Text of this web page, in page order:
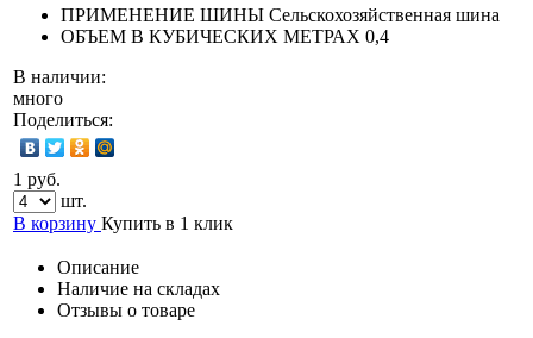
ПРИМЕНЕНИЕ ШИНЫ Сельскохозяйственная шина
ОБЪЕМ В КУБИЧЕСКИХ МЕТРАХ 0,4
В наличии:
много
Поделиться:
1 руб.
шт.
В корзину Купить в 1 клик
Описание
Наличие на складах
Отзывы о товаре